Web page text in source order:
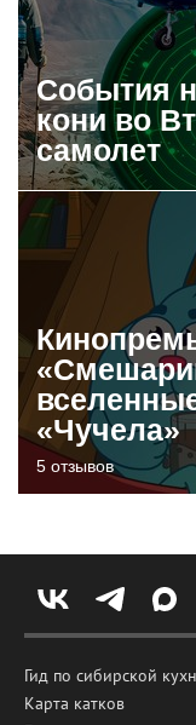
События
кони во
самолет
«Чучела»
5 отзывов
Гид по сибирской
Карта катков